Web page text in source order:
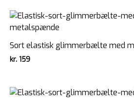
Sort elastisk glimmerbælte med
kr. 159